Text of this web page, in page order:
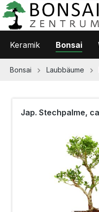
Hauptinhalt springen
Zur Suche springen
Zur Hauptnavigation
Keramik Bonsai
Bonsai Laubbäume
Jap. Stechpalme,